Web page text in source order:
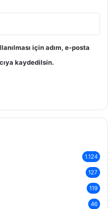
için adım, e-posta
kaydedilsin.
1.124
127
119
46